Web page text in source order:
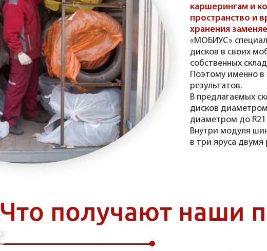
каршерингам и
пространство и
хранения
«МОБИУС»
дисков в своих
собственных
Поэтому именно
результатов.
В предлагаемых
дисков
диаметром до R21
Внутри модуля
в три яруса
Что получают наши